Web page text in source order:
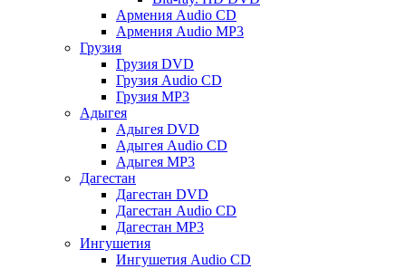
Армения Audio CD
Армения Audio MP3
Грузия
Грузия DVD
Грузия Audio CD
Грузия MP3
Адыгея
Адыгея DVD
Адыгея Audio CD
Адыгея MP3
Дагестан
Дагестан DVD
Дагестан Audio CD
Дагестан MP3
Ингушетия
Ингушетия Audio CD